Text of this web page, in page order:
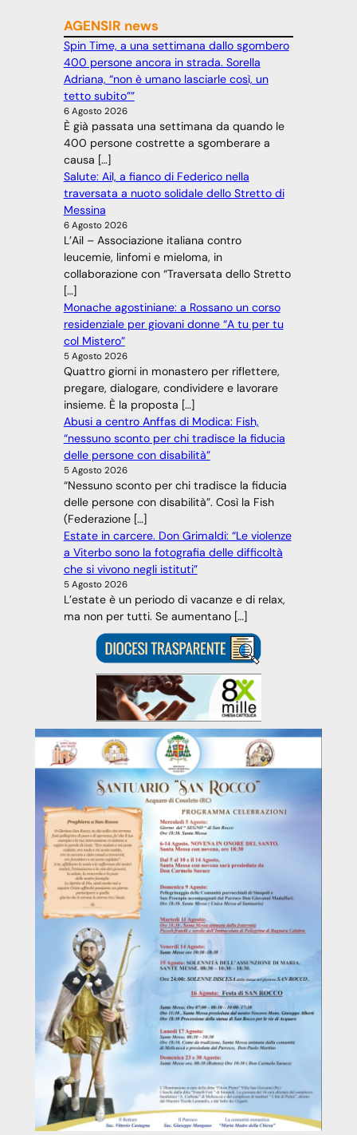
AGENSIR news
Spin Time, a una settimana dallo sgombero
400 persone ancora in strada. Sorella
Adriana, “non è umano lasciarle così, un
tetto subito””
6 Agosto 2026
È già passata una settimana da quando le
400 persone costrette a sgomberare a
causa […]
Salute: Ail, a fianco di Federico nella
traversata a nuoto solidale dello Stretto di
Messina
6 Agosto 2026
L’Ail – Associazione italiana contro
leucemie, linfomi e mieloma, in
collaborazione con “Traversata dello Stretto
[…]
Monache agostiniane: a Rossano un corso
residenziale per giovani donne “A tu per tu
col Mistero”
5 Agosto 2026
Quattro giorni in monastero per riflettere,
pregare, dialogare, condividere e lavorare
insieme. È la proposta […]
Abusi a centro Anffas di Modica: Fish,
“nessuno sconto per chi tradisce la fiducia
delle persone con disabilità”
5 Agosto 2026
“Nessuno sconto per chi tradisce la fiducia
delle persone con disabilità”. Così la Fish
(Federazione […]
Estate in carcere. Don Grimaldi: “Le violenze
a Viterbo sono la fotografia delle difficoltà
che si vivono negli istituti”
5 Agosto 2026
L’estate è un periodo di vacanze e di relax,
ma non per tutti. Se aumentano […]